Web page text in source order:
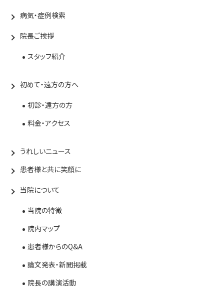
病気・症例検索
院長ご挨拶
スタッフ紹介
初めて・遠方の方へ
初診・遠方の方
料金・アクセス
うれしいニュース
患者様と共に笑顔に
当院について
当院の特徴
院内マップ
患者様からのQ&A
論文発表・新聞掲載
院長の講演活動